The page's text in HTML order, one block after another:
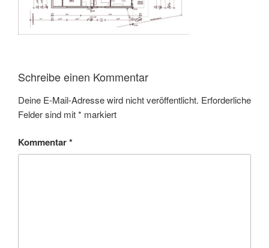
Schreibe einen Kommentar
Deine E-Mail-Adresse wird nicht veröffentlicht. Erforderliche
Felder sind mit* markiert
Kommentar*